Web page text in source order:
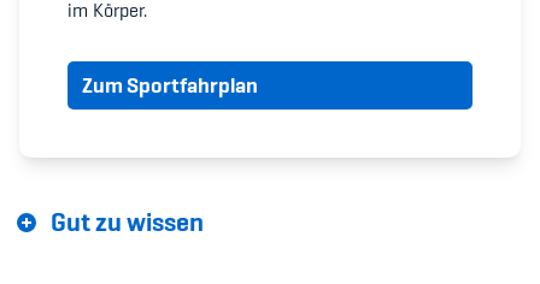
Academy
Blog
im Körper.
Zum Sportfahrplan
Gut zu wissen